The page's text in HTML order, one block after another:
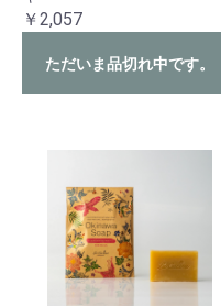
￥2,057
ただいま品切れ中です。